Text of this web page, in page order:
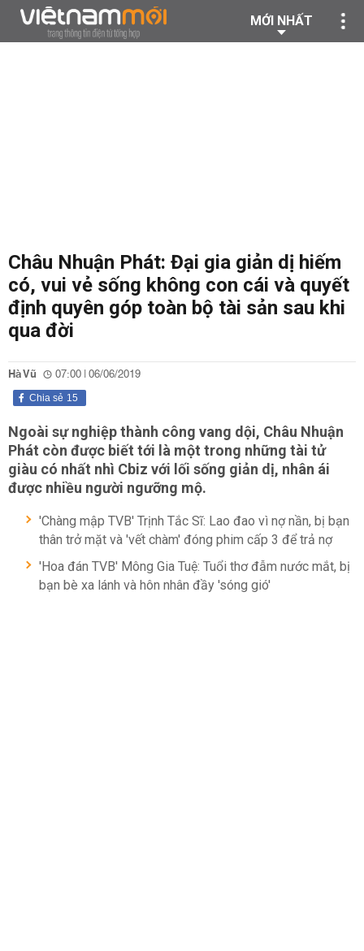
MỚI NHẤT
Châu Nhuận Phát: Đại gia giản dị hiếm
có, vui vẻ sống không con cái và quyết
định quyên góp toàn bộ tài sản sau khi
qua đời
Hà Vũ 07:00 | 06/06/2019
15
Chia sẻ
Ngoài sự nghiệp thành công vang dội, Châu Nhuận
Phát còn được biết tới là một trong những tài tử
giàu có nhất nhì Cbiz với lối sống giản dị, nhân ái
được nhiều người ngưỡng mộ.
'Chàng mập TVB' Trịnh Tắc Sĩ: Lao đao vì nợ nần, bị bạn
thân trở mặt và 'vết chàm' đóng phim cấp 3 để trả nợ
'Hoa đán TVB' Mông Gia Tuệ: Tuổi thơ đẫm nước mắt, bị
bạn bè xa lánh và hôn nhân đầy 'sóng gió'